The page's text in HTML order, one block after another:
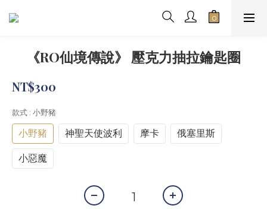
《RO仙境傳說》 壓克力抽拉鑰匙圈
NT$300
款式 : 小野豬
小野豬 神聖天使波利 摩卡 俄塞里斯
小惡魔